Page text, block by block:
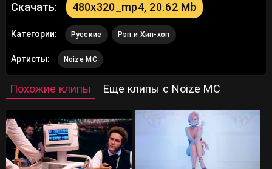
Скачать: 480x320_mp4, 20.62 Mb
Категории: Русские Рэп и Хип-хоп
Артисты: Noize MC
Похожие клипы Еще клипы с Noize MC